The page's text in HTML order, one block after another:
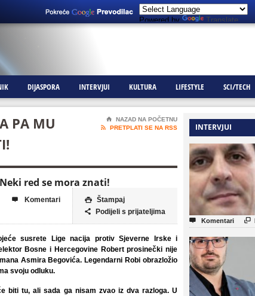
Powered by Translate
DIJASPORA INTERVJUI KULTURA LIFESTYLE SCI/TECH
PA MU
⌂
NAZAD NA POČETNU

PRETPLATI SE NA RSS
red se mora znati!
 Štampaj
 Podijeli s prijateljima
 Komentari
susrete Lige nacija protiv Sjeverne Irske i
Bosne i Hercegovine Robert prosinečki nije
Asmira Begovića. Legendarni Robi obrazložio
svoju odluku.
biti tu, ali sada ga nisam zvao iz dva razloga. U
INTERVJUI
 Komentari 